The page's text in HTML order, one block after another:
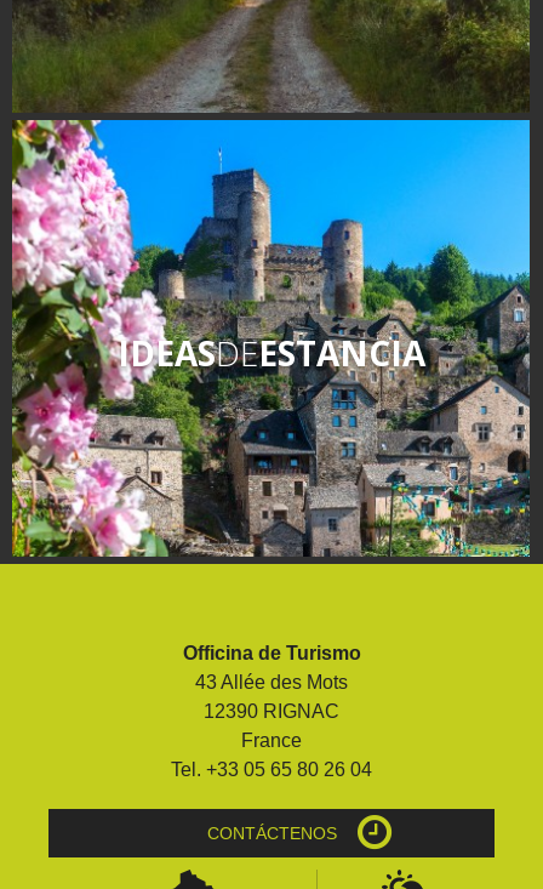
IDEASDEESTANCIA
Officina de Turismo
43 Allée des Mots
12390 RIGNAC
France
Tel. +33 05 65 80 26 04
CONTÁCTENOS